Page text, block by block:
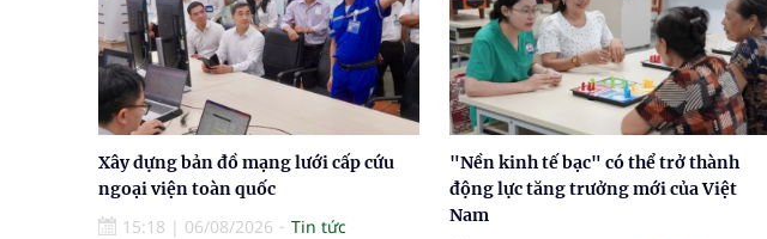
Xây dựng bản đồ mạng lưới cấp cứu
ngoại viện toàn quốc
15:18 | 06/08/2026 Tin tức
"Nền kinh tế bạc" có thể trở thành
động lực tăng trưởng mới của Việt
Nam